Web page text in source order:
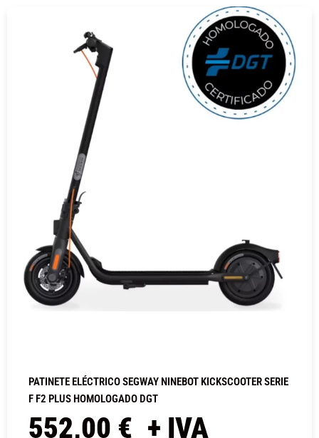
PATINETE ELÉCTRICO SEGWAY NINEBOT KICKSCOOTER SERIE
F F2 PLUS HOMOLOGADO DGT
552,00 € + IVA